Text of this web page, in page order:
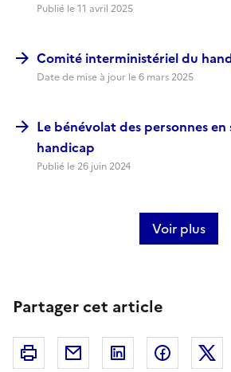
Publié le11 avril 2025
Comité interministériel du
Date de mise à jour le6 mars 2025
Le bénévolat des personnes
handicap
Publié le 26 juin 2024
Voir plus
Partager cet article
Imprimer Courriel Linkedin Facebook